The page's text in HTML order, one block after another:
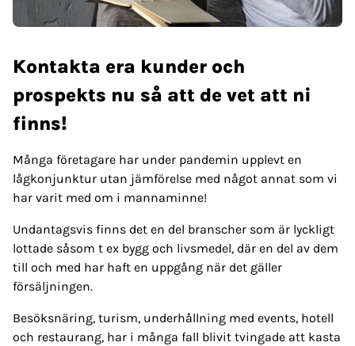
Kontakta era kunder och
prospekts nu så att de vet att ni
finns!
Många företagare har under pandemin upplevt en
lågkonjunktur utan jämförelse med något annat som vi
har varit med om i mannaminne!
Undantagsvis finns det en del branscher som är lyckligt
lottade såsom t ex bygg och livsmedel, där en del av dem
till och med har haft en uppgång när det gäller
försäljningen.
Besöksnäring, turism, underhållning med events, hotell
och restaurang, har i många fall blivit tvingade att kasta